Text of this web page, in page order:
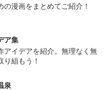
漫画をまとめてご紹介！
ア集
アイデアを紹介。無理なく無
組もう！
泉